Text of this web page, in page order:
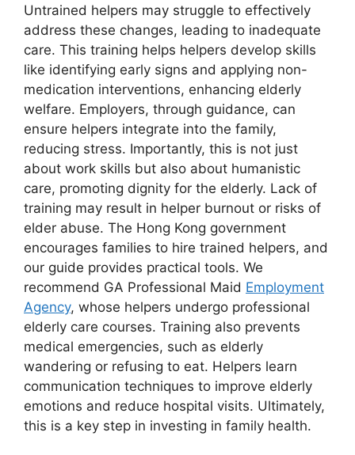
Untrained helpers may struggle to effectively
address these changes, leading to inadequate
care. This training helps helpers develop skills
like identifying early signs and applying non-
medication interventions, enhancing elderly
welfare. Employers, through guidance, can
ensure helpers integrate into the family,
reducing stress. Importantly, this is not just
about work skills but also about humanistic
care, promoting dignity for the elderly. Lack of
training may result in helper burnout or risks of
elder abuse. The Hong Kong government
encourages families to hire trained helpers, and
our guide provides practical tools. We
recommend GA Professional Maid Employment
Agency, whose helpers undergo professional
elderly care courses. Training also prevents
medical emergencies, such as elderly
wandering or refusing to eat. Helpers learn
communication techniques to improve elderly
emotions and reduce hospital visits. Ultimately,
this is a key step in investing in family health.